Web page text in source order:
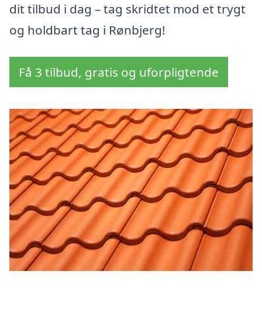
dit tilbud i dag – tag skridtet mod et trygt
og holdbart tag i Rønbjerg!
Få 3 tilbud, gratis og uforpligtende